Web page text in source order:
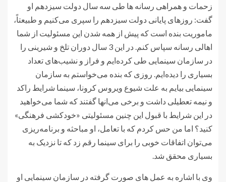
زحمات و همراهی رسانه ها طی سه سال دولت سیزدهم او
گفت: روزهای پایانی دولت سیزدهم را سپری می‌کنیم و طبیعتاً،
ماموریت بنده است که پیش از همه شدن این مسئولیت از شما
اهالی رسانه سپاس کنم. در این 3 سال دوران تلخ و شیرینی را
در سازمان سینمایی طی کرده‌ایم و فراز و نشیب‌های تعداد
بسیاری را دیده‌ایم. روزی که بنده می‌خواستم به سازمان
سینمایی بیایم به علت شیوع ویروس کرونا، سینما شرایط راکد
و نیمه تعطیلی داشت و برخی می‌انها گفتند که شما می‌خواهید
در این شرایط با قبول این چنین مسئولیتی «خودکشی فرهنگی»
کنید؟ اما من حس کردم که با تعامل، او مباحثه و برنامه‌ریزی
می‌توان اتفاقات خوبی را برای سینما رقم زد که تا نزدیک به
بسیاری محقق شد.
وی با اشاره به عمل های صورت گرفته در سازمان سینمایی او